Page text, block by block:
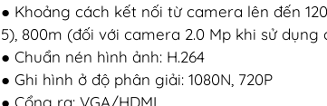
● Khoảng cách kết nối từ camera lên đến
5), 800m (đối với camera 2.0 Mp khi sử dụng
● Chuẩn nén hình ảnh: H.264
● Ghi hình ở độ phân giải: 1080N, 720P
● Cổng ra: VGA/HDMI